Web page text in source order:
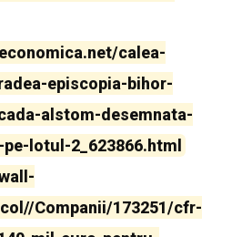
calea-
episcopia-bihor-
alstom-desemnata-
lotul-2_623866.html
Companii/173251/cfr-